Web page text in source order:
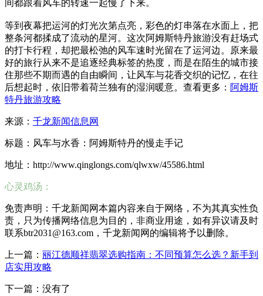
间都跟着风车的转速一起慢了下来。
等到夜幕把运河的灯光次第点亮，彩色的灯串落在水面上，把
整条河都揉成了流动的星河。这次阿姆斯特丹旅游没有赶场式
的打卡行程，却把最松弛的风车速时光留在了运河边。原来最
好的旅行从来不是追逐经典标签的热度，而是在陌生的城市接
住那些不期而遇的自由瞬间，让风车与花香交织的记忆，在往
后想起时，依旧带着荷兰独有的湿润暖意。查看更多： 阿姆斯
特丹旅游攻略
来源： 千龙新闻信息网
标题：风车与水香：阿姆斯特丹的慢走手记
地址：http://www.qinglongs.com/qlwxw/45586.html
心灵鸡汤：
免责声明：千龙新闻网本篇内容来自于网络，不为其真实性负
责，只为传播网络信息为目的，非商业用途，如有异议请及时
联系btr2031@163.com，千龙新闻网的编辑将予以删除。
上一篇： 丽江德顺祥翡翠选购指南：不同预算怎么选？新手到
店实用攻略
下一篇：没有了